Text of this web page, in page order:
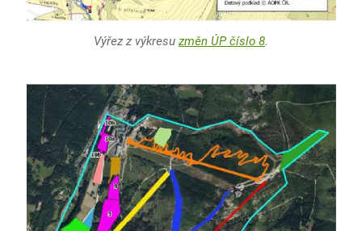
Výřez z výkresu změn ÚP číslo 8.